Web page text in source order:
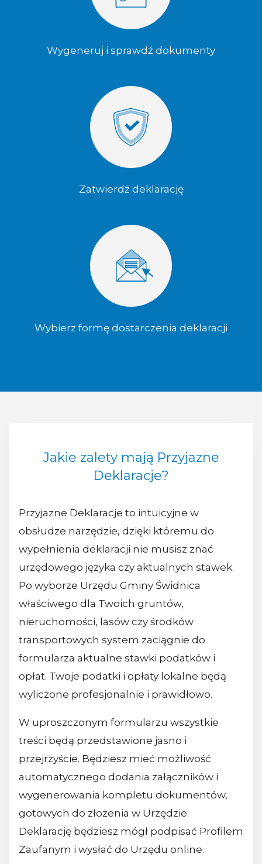
Wygeneruj i sprawdź dokumenty
Zatwierdź deklarację
Wybierz formę dostarczenia deklaracji
Jakie zalety mają Przyjazne
Deklaracje?
Przyjazne Deklaracje to intuicyjne w
obsłudze narzędzie, dzięki któremu do
wypełnienia deklaracji nie musisz znać
urzędowego języka czy aktualnych stawek.
Po wyborze Urzędu Gminy Świdnica
właściwego dla Twoich gruntów,
nieruchomości, lasów czy środków
transportowych system zaciągnie do
formularza aktualne stawki podatków i
opłat. Twoje podatki i opłaty lokalne będą
wyliczone profesjonalnie i prawidłowo.
W uproszczonym formularzu wszystkie
treści będą przedstawione jasno i
przejrzyście. Będziesz mieć możliwość
automatycznego dodania załączników i
wygenerowania kompletu dokumentów,
gotowych do złożenia w Urzędzie.
Deklarację będziesz mógł podpisać Profilem
Zaufanym i wysłać do Urzędu online.